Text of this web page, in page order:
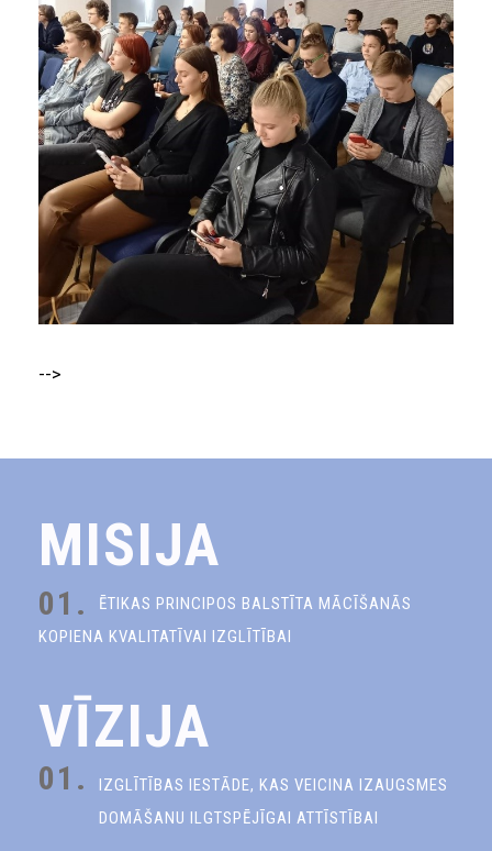
-->
MISIJA
01.
ĒTIKAS PRINCIPOS BALSTĪTA MĀCĪŠANĀS
KOPIENA KVALITATĪVAI IZGLĪTĪBAI
VĪZIJA
01.
IZGLĪTĪBAS IESTĀDE, KAS VEICINA IZAUGSMES
DOMĀŠANU ILGTSPĒJĪGAI ATTĪSTĪBAI